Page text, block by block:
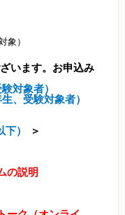
象）
います。お申込み
対象者）
、受験対象者）
）
の説明